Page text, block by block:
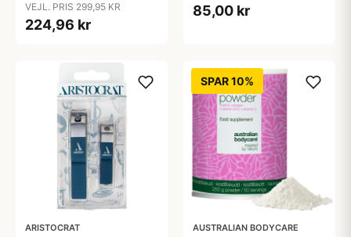
VEJL. PRIS 299,95 KR
224,96 kr
85,00 kr
ARISTOCRAT
SPAR 10%
AUSTRALIAN BODYCARE